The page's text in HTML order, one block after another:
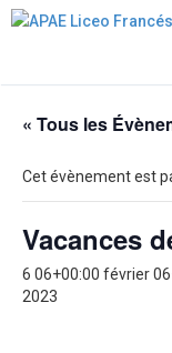
« Tous les
Cet évènement est
Vacances
6 06+00:00 février
2023